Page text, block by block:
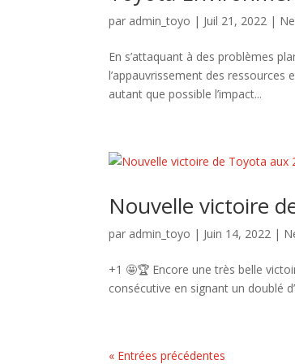
par admin_toyo | Juil 21, 2022 |
En s’attaquant à des problèmes
l’appauvrissement des
autant que possible l’impact...
Nouvelle victoire
par admin_toyo | Juin 14, 2022 |
+1 🤩🏆 Encore une très belle
consécutive en signant un
« Entrées précédentes